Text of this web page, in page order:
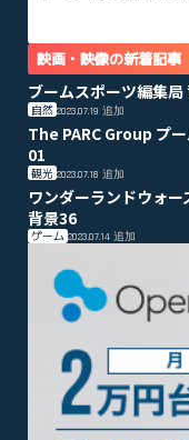
映画・映像の新着記事
ブームスポーツ編集局
自然 2023.07.19 追加
The PARC Group プ
01
観光 2023.07.18 追加
ワンダーランドウォー
背景36
ゲーム 2023.07.14 追加